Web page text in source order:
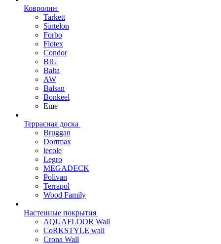
Ковролин
Tarkett
Sintelon
Forbo
Flotex
Condor
BIG
Balta
AW
Balsan
Bonkeel
Еще
Террасная доска
Bruggan
Dortmax
lecole
Legro
MEGADECK
Polivan
Terrapol
Wood Family
Настенные покрытия
AQUAFLOOR Wall
CoRKSTYLE wall
Crona Wall